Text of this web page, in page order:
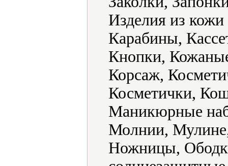
Изделия из
Карабины,
Кнопки,
Корсаж,
Косметички,
Маникюрные
Молнии,
Ножницы,